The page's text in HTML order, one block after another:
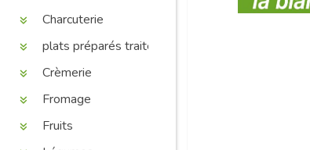
Charcuterie
plats préparés traiteur
Crèmerie
Fromage
Fruits